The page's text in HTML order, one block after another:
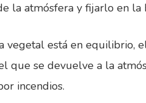
la atmósfera y fijarlo en la
vegetal está en equilibrio,
que se devuelve a la
incendios.